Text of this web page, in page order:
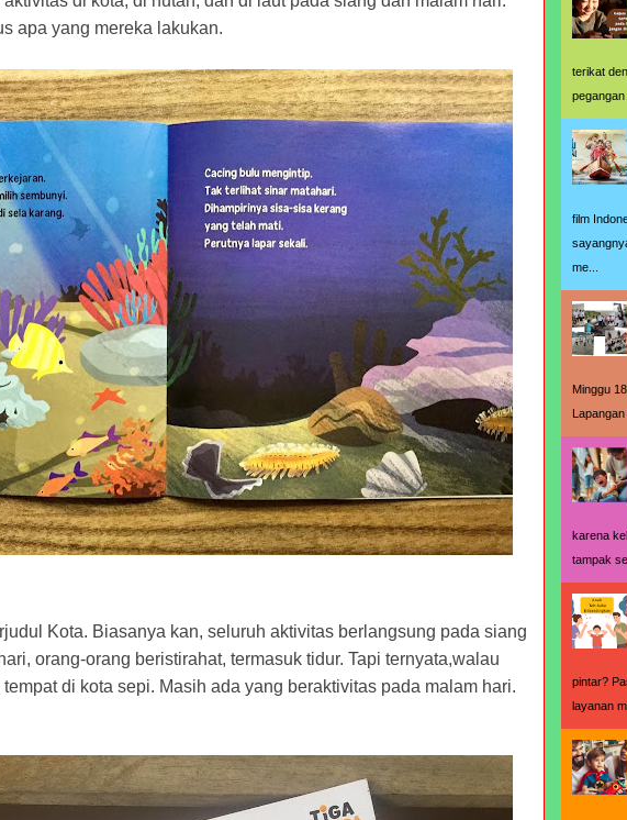
apa yang mereka lakukan.
Kota. Biasanya kan, seluruh aktivitas berlangsung pada siang
orang-orang beristirahat, termasuk tidur. Tapi ternyata,walau
di kota sepi. Masih ada yang beraktivitas pada malam hari.
terikat
film
me...
Minggu
karena
tampak
pintar?
layanan